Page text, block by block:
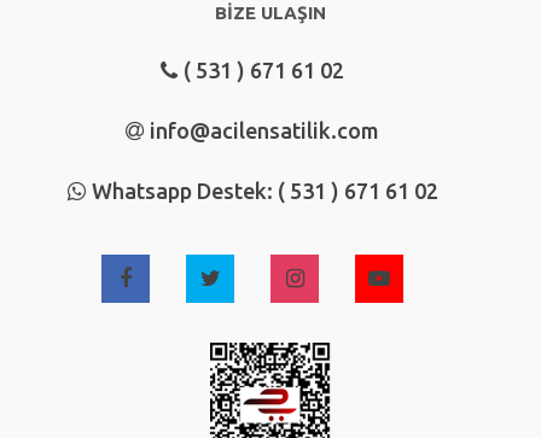
BİZE ULAŞIN
( 531 ) 671 61 02
info@acilensatilik.com
Whatsapp Destek: ( 531 ) 671 61 02